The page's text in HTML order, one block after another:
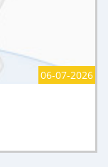
06-07-2026